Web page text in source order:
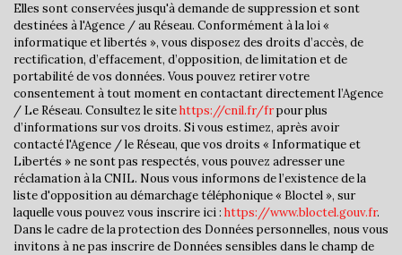
Taxe foncière
16,54 %
Habitants de moins de 25 ans
29,33 %
Habitants de 25 à 55 ans
Habitants de plus de 55 ans
35,34 %
Nombre d'enfants par famille
Familles sans enfant
51,04 %
Familles avec 1 ou 2 enfants
38,51 %
Maisons
50,92 %
Appartements
49,08 %
Elles sont conservées jusqu'à demande de suppression et sont
destinées à l'Agence / au Réseau. Conformément à la loi «
informatique et libertés », vous disposez des droits d’accès, de
rectification, d’effacement, d’opposition, de limitation et de
portabilité de vos données. Vous pouvez retirer votre
consentement à tout moment en contactant directement l’Agence
/ Le Réseau. Consultez le sitehttps://cnil.fr/frpour plus
d’informations sur vos droits. Si vous estimez, après avoir
contacté l'Agence / le Réseau, que vos droits « Informatique et
Libertés » ne sont pas respectés, vous pouvez adresser une
réclamation à la CNIL. Nous vous informons de l’existence de la
liste d'opposition au démarchage téléphonique « Bloctel », sur
laquelle vous pouvez vous inscrire ici : https://www.bloctel.gouv.fr.
Dans le cadre de la protection des Données personnelles, nous vous
invitons à ne pas inscrire de Données sensibles dans le champ de